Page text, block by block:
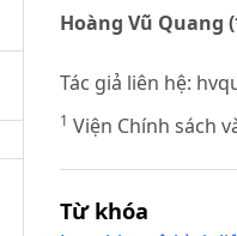
Hoàng Vũ Quang
Tác giả liên hệ:
1 Viện Chính sách
Từ khóa